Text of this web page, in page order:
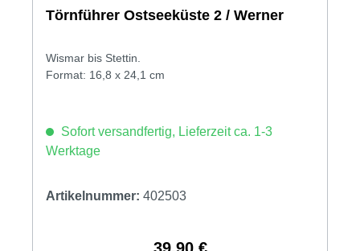
Törnführer Ostseeküste 2 / Werner
Wismar bis Stettin.
Format: 16,8 x 24,1 cm
Sofort versandfertig, Lieferzeit ca. 1-3
Werktage
Artikelnummer: 402503
Regulärer Preis: